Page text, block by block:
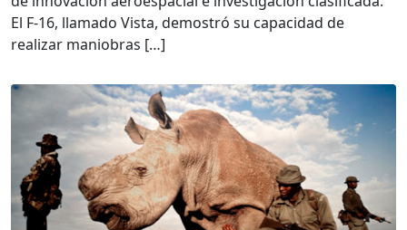
El F-16, llamado Vista, demostró su capacidad de
realizar maniobras […]